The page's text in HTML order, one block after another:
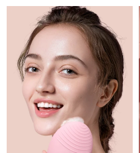
Katar
Reunion
Romanya
Rusya
Suudi Arabistan
Singapur